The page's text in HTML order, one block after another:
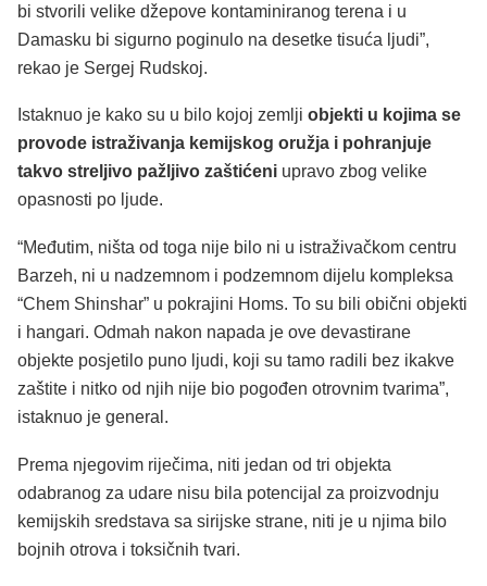
bi stvorili velike džepove kontaminiranog terena i u
Damasku bi sigurno poginulo na desetke tisuća ljudi”,
rekao je Sergej Rudskoj.
Istaknuo je kako su u bilo kojoj zemlji objekti u kojima se
provode istraživanja kemijskog oružja i pohranjuje
takvo streljivo pažljivo zaštićeni upravo zbog velike
opasnosti po ljude.
“Međutim, ništa od toga nije bilo ni u istraživačkom centru
Barzeh, ni u nadzemnom i podzemnom dijelu kompleksa
“Chem Shinshar” u pokrajini Homs. To su bili obični objekti
i hangari. Odmah nakon napada je ove devastirane
objekte posjetilo puno ljudi, koji su tamo radili bez ikakve
zaštite i nitko od njih nije bio pogođen otrovnim tvarima”,
istaknuo je general.
Prema njegovim riječima, niti jedan od tri objekta
odabranog za udare nisu bila potencijal za proizvodnju
kemijskih sredstava sa sirijske strane, niti je u njima bilo
bojnih otrova i toksičnih tvari.